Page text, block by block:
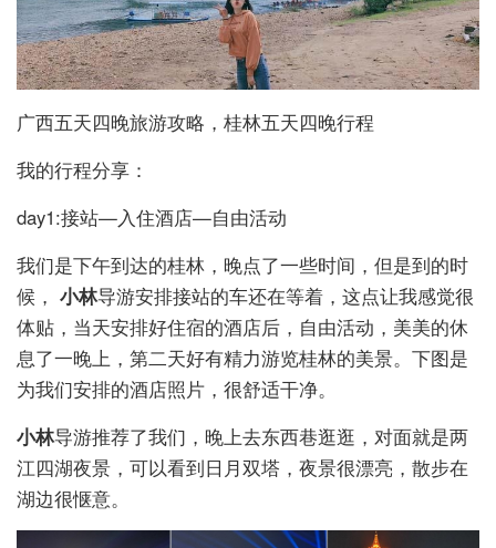
广西五天四晚旅游攻略，桂林五天四晚行程
我的行程分享：
day1:接站—入住酒店—自由活动
我们是下午到达的桂林，晚点了一些时间，但是到的时
候， 小林导游安排接站的车还在等着，这点让我感觉很
体贴，当天安排好住宿的酒店后，自由活动，美美的休
息了一晚上，第二天好有精力游览桂林的美景。下图是
为我们安排的酒店照片，很舒适干净。
小林导游推荐了我们，晚上去东西巷逛逛，对面就是两
江四湖夜景，可以看到日月双塔，夜景很漂亮，散步在
湖边很惬意。